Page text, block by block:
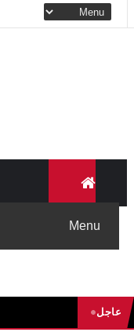
عاجل